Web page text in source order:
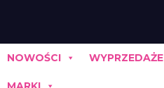
NOWOŚCI WYPRZEDAŻE